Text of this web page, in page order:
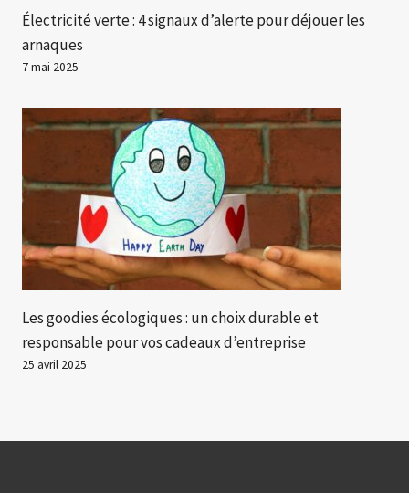
Électricité verte : 4 signaux d’alerte pour déjouer les
arnaques
7 mai 2025
Les goodies écologiques : un choix durable et
responsable pour vos cadeaux d’entreprise
25 avril 2025